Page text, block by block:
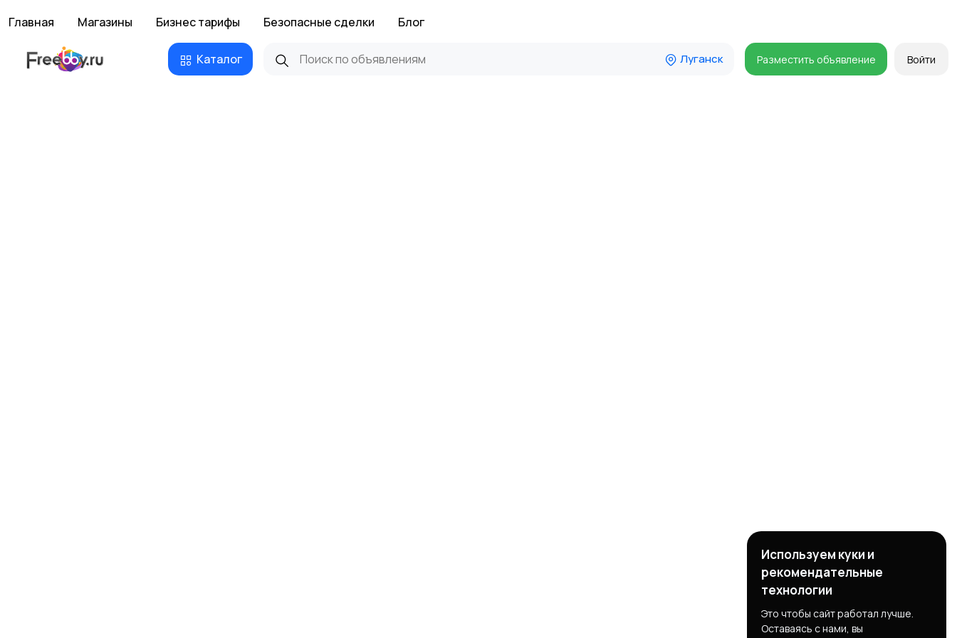
Главная Магазины Бизнес тарифы Безопасные сделки Блог
Каталог Луганск Разместить объявление Войти
Используем куки и
рекомендательные
технологии
Это чтобы сайт работал лучше.
Оставаясь с нами, вы